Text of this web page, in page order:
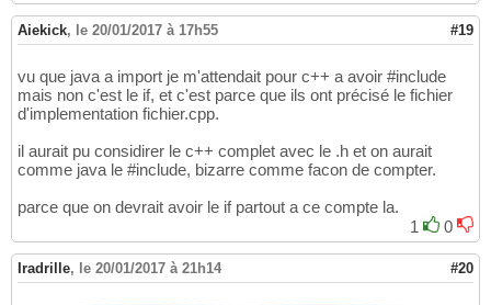
Aiekick, le 20/01/2017 à 17h55 #19
vu que java a import je m'attendait pour c++ a avoir #include
mais non c'est le if, et c'est parce que ils ont précisé le fichier
d'implementation fichier.cpp.
il aurait pu considirer le c++ complet avec le .h et on aurait
comme java le #include, bizarre comme facon de compter.
parce que on devrait avoir le if partout a ce compte la.
1
0
Iradrille, le 20/01/2017 à 21h14 #20